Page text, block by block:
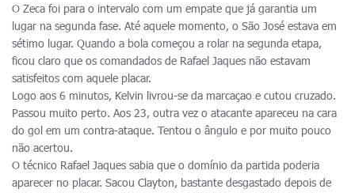
O Zeca foi para o intervalo com um empate que já garantia um
lugar na segunda fase. Até aquele momento, o São José estava em
sétimo lugar. Quando a bola começou a rolar na segunda etapa,
ficou claro que os comandados de Rafael Jaques não estavam
satisfeitos com aquele placar.
Logo aos 6 minutos, Kelvin livrou-se da marcaçao e cutou cruzado.
Passou muito perto. Aos 23, outra vez o atacante apareceu na cara
do gol em um contra-ataque. Tentou o ângulo e por muito pouco
não acertou.
O técnico Rafael Jaques sabia que o domínio da partida poderia
aparecer no placar. Sacou Clayton, bastante desgastado depois de